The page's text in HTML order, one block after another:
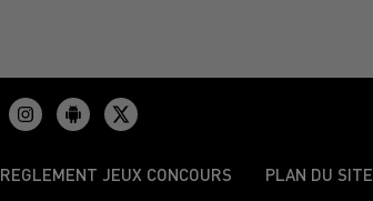
REGLEMENT JEUX CONCOURS PLAN DU SITE